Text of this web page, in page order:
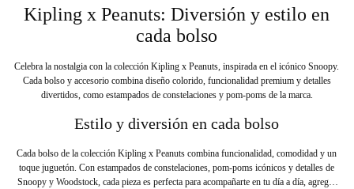
Kipling x Peanuts: Diversión y estilo en
cada bolso
Celebra la nostalgia con la colección Kipling x Peanuts, inspirada en el icónico Snoopy.
Cada bolso y accesorio combina diseño colorido, funcionalidad premium y detalles
divertidos, como estampados de constelaciones y pom-poms de la marca.
Estilo y diversión en cada bolso
Cada bolso de la colección Kipling x Peanuts combina funcionalidad, comodidad y un
toque juguetón. Con estampados de constelaciones, pom-poms icónicos y detalles de
Snoopy y Woodstock, cada pieza es perfecta para acompañarte en tu día a día, agregar